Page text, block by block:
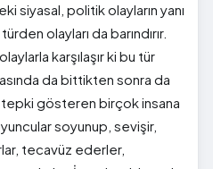
siyasal, politik olayların yanı
olayları da barındırır.
karşılaşır ki bu tür
da bittikten sonra da
gösteren birçok insana
soyunup, sevişir,
tecavüz ederler,